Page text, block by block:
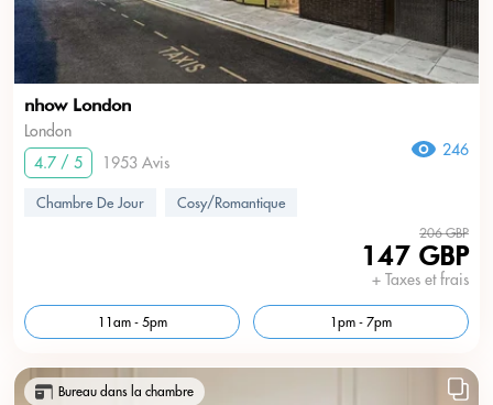
nhow London
London
4.7 / 5
1953 Avis
246
Chambre De Jour Cosy/Romantique
206 GBP
147 GBP
+ Taxes et frais
11am - 5pm 1pm - 7pm
Bureau dans la chambre